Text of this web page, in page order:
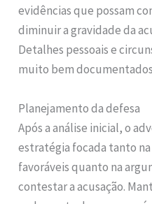
evidências que possam
diminuir a gravidade da
Detalhes pessoais e
muito bem
Planejamento da defesa
Após a análise inicial, o
estratégia focada tanto
favoráveis quanto na
contestar a acusação.